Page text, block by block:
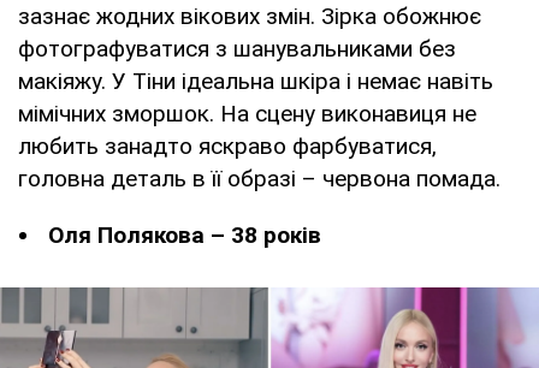
зазнає жодних вікових змін. Зірка обожнює
фотографуватися з шанувальниками без
макіяжу. У Тіни ідеальна шкіра і немає навіть
мімічних зморшок. На сцену виконавиця не
любить занадто яскраво фарбуватися,
головна деталь в її образі – червона помада.
Оля Полякова – 38 років